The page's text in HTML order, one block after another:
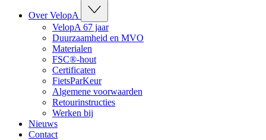
Over VelopA
VelopA 67 jaar
Duurzaamheid en MVO
Materialen
FSC®-hout
Certificaten
FietsParKeur
Algemene voorwaarden
Retourinstructies
Werken bij
Nieuws
Contact